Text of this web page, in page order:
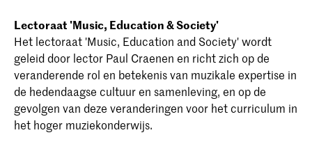
Lectoraat 'Music, Education & Society'
Het lectoraat 'Music, Education and Society' wordt
geleid door lector Paul Craenen en richt zich op de
veranderende rol en betekenis van muzikale expertise in
de hedendaagse cultuur en samenleving, en op de
gevolgen van deze veranderingen voor het curriculum in
het hoger muziekonderwijs.